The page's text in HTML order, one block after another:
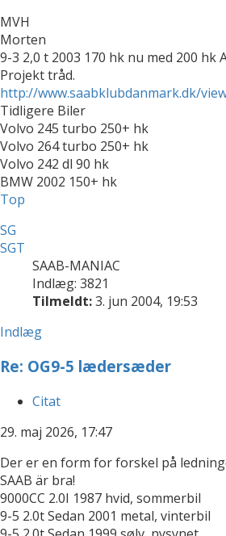
MVH
Morten
9-3 2,0 t 2003 170 hk nu med 200 hk
Projekt tråd.
http://www.saabklubdanmark.dk/
Tidligere Biler
Volvo 245 turbo 250+ hk
Volvo 264 turbo 250+ hk
Volvo 242 dl 90 hk
BMW 2002 150+ hk
Top
SG
SGT
SAAB-MANIAC
Indlæg: 3821
Tilmeldt:3. jun 2004, 19:53
Indlæg
Re: OG9-5 lædersæder
Citat
29. maj 2026, 17:47
Der er en form for forskel på
SAAB är bra!
9000CC 2.0I 1987 hvid, sommerbil
9-5 2.0t Sedan 2001 metal, vinterbil